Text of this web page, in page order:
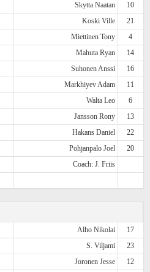
Skytta Naatan
10
Koski Ville
21
Miettinen Tony
4
Mahuta Ryan
14
Suhonen Anssi
16
Markhiyev Adam
11
Walta Leo
6
Jansson Rony
13
Hakans Daniel
22
Pohjanpalo Joel
20
Coach: J. Friis
Alho Nikolai
17
S. Viljami
23
Joronen Jesse
12